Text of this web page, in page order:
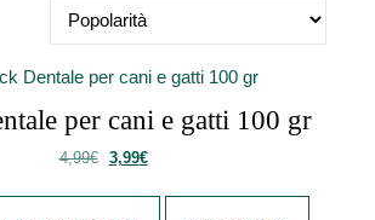
per cani e gatti 100 gr
4,99€ Il prezzo originale era: 4,99€.
3,99€Il prezzo attuale è: 3,99€.